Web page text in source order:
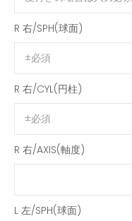
R 右/SPH(球面)
R 右/CYL(円柱)
R 右/AXIS(軸度)
L 左/SPH(球面)